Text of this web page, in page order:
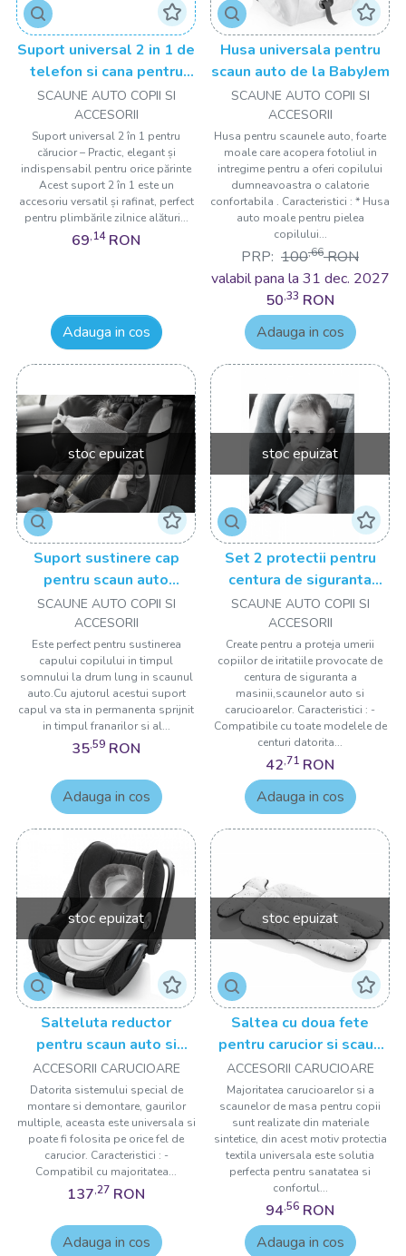
Suport universal 2 in 1 de
telefon si cana pentru
carucior, BabyJem
SCAUNE AUTO COPII SI
ACCESORII
Suport universal 2 în 1 pentru
cărucior – Practic, elegant și
indispensabil pentru orice părinte
Acest suport 2 în 1 este un
accesoriu versatil și rafinat, perfect
pentru plimbările zilnice alături...
69,14 RON
Adauga in cos
Husa universala pentru
scaun auto de la BabyJem
SCAUNE AUTO COPII SI
ACCESORII
Husa pentru scaunele auto, foarte
moale care acopera fotoliul in
intregime pentru a oferi copilului
dumneavoastra o calatorie
confortabila . Caracteristici : * Husa
auto moale pentru pielea
copilului...
PRP: 100,66 RON
valabil pana la 31 dec. 2027
50,33 RON
Adauga in cos
stoc epuizat
Suport sustinere cap
pentru scaun auto
BabyJem Strap
SCAUNE AUTO COPII SI
ACCESORII
Este perfect pentru sustinerea
capului copilului in timpul
somnului la drum lung in scaunul
auto.Cu ajutorul acestui suport
capul va sta in permanenta sprijnit
in timpul franarilor si al...
35,59 RON
Adauga in cos
stoc epuizat
Set 2 protectii pentru
centura de siguranta
BabyJem Lovely
SCAUNE AUTO COPII SI
ACCESORII
Create pentru a proteja umerii
copiilor de iritatiile provocate de
centura de siguranta a
masinii,scaunelor auto si
carucioarelor. Caracteristici : -
Compatibile cu toate modelele de
centuri datorita...
42,71 RON
Adauga in cos
stoc epuizat
Salteluta reductor
pentru scaun auto si
carucior BabyJem
Thermal
ACCESORII CARUCIOARE
Datorita sistemului special de
montare si demontare, gaurilor
multiple, aceasta este universala si
poate fi folosita pe orice fel de
carucior. Caracteristici : -
Compatibil cu majoritatea...
137,27 RON
Adauga in cos
stoc epuizat
Saltea cu doua fete
pentru carucior si scaun
de masa Dots BabyJem
ACCESORII CARUCIOARE
Majoritatea carucioarelor si a
scaunelor de masa pentru copii
sunt realizate din materiale
sintetice, din acest motiv protectia
textila universala este solutia
perfecta pentru sanatatea si
confortul...
94,56 RON
Adauga in cos